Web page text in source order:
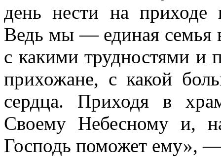
день нести на приходе
Ведь мы — единая семья
с какими трудностями и
прихожане, с какой
сердца. Приходя в
Своему Небесному и,
Господь поможет ему»,